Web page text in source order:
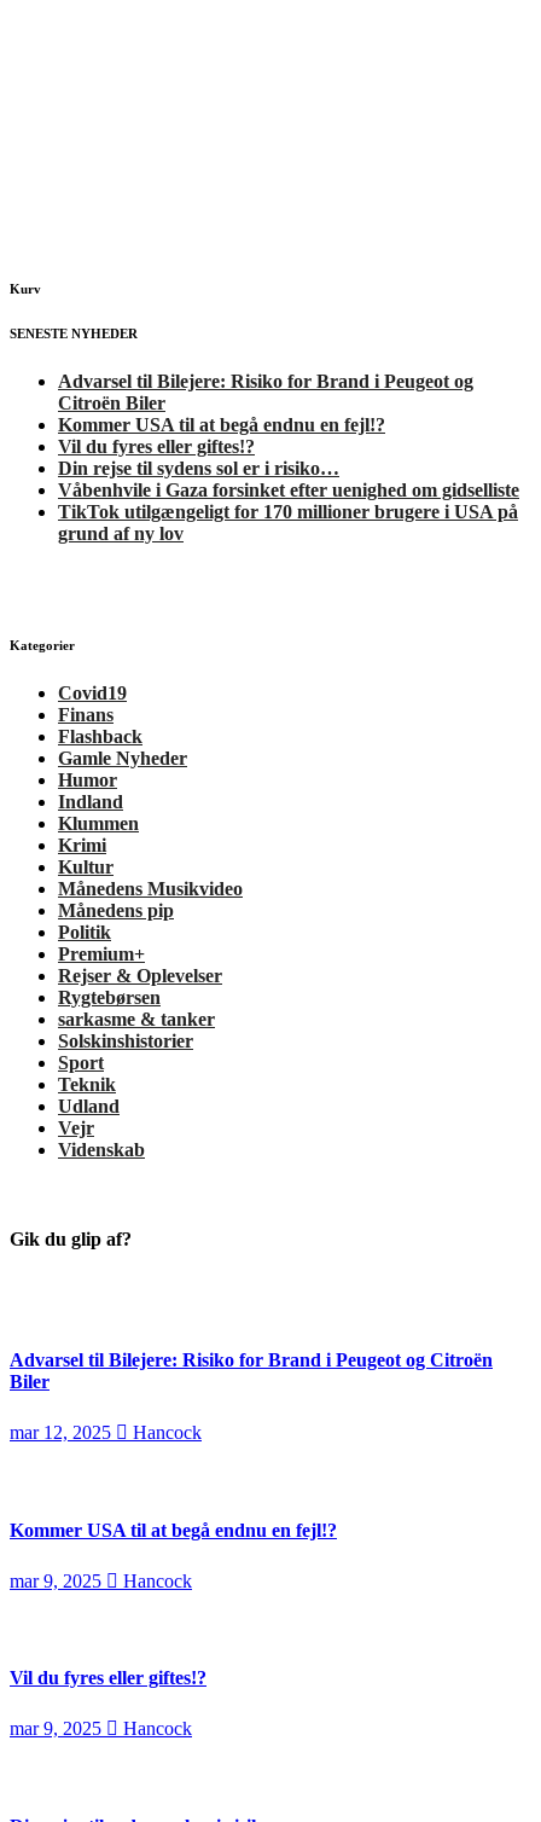
Kurv
SENESTE NYHEDER
Advarsel til Bilejere: Risiko for Brand i Peugeot og
Citroën Biler
Kommer USA til at begå endnu en fejl!?
Vil du fyres eller giftes!?
Din rejse til sydens sol er i risiko…
Våbenhvile i Gaza forsinket efter uenighed om gidselliste
TikTok utilgængeligt for 170 millioner brugere i USA på
grund af ny lov
Kategorier
Covid19
Finans
Flashback
Gamle Nyheder
Humor
Indland
Klummen
Krimi
Kultur
Månedens Musikvideo
Månedens pip
Politik
Premium+
Rejser & Oplevelser
Rygtebørsen
sarkasme & tanker
Solskinshistorier
Sport
Teknik
Udland
Vejr
Videnskab
Gik du glip af?
Advarsel til Bilejere: Risiko for Brand i Peugeot og Citroën
Biler
mar 12, 2025 Hancock
Kommer USA til at begå endnu en fejl!?
mar 9, 2025 Hancock
Vil du fyres eller giftes!?
mar 9, 2025 Hancock